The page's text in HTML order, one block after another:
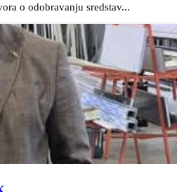
o odobravanju sredstav...